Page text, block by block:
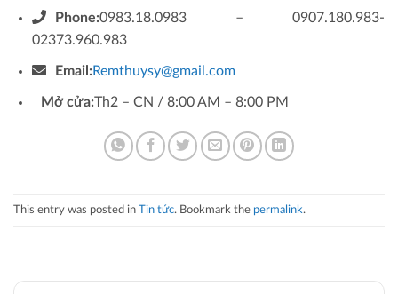
Phone:0983.18.0983 – 0907.180.983-
02373.960.983
Email:Remthuysy@gmail.com
Mở cửa:Th2 – CN / 8:00 AM – 8:00 PM
This entry was posted in Tin tức. Bookmark the permalink.